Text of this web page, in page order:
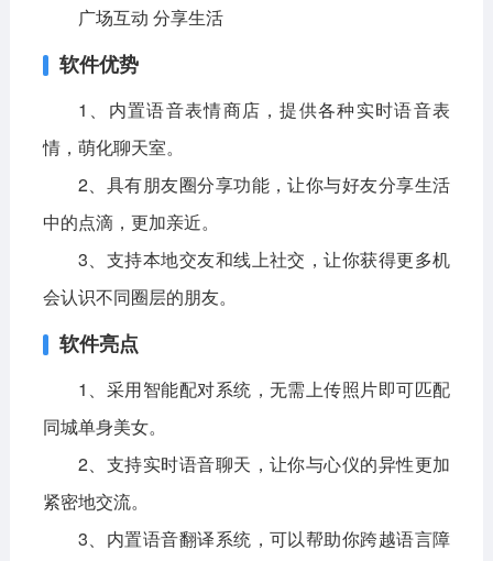
广场互动 分享生活
软件优势
1、内置语音表情商店，提供各种实时语音表
情，萌化聊天室。
2、具有朋友圈分享功能，让你与好友分享生活
中的点滴，更加亲近。
3、支持本地交友和线上社交，让你获得更多机
会认识不同圈层的朋友。
软件亮点
1、采用智能配对系统，无需上传照片即可匹配
同城单身美女。
2、支持实时语音聊天，让你与心仪的异性更加
紧密地交流。
3、内置语音翻译系统，可以帮助你跨越语言障